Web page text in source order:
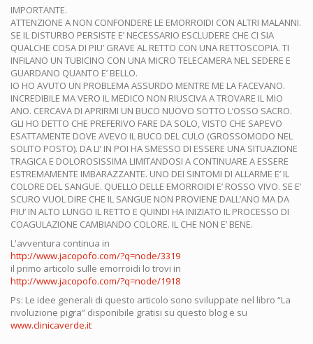
IMPORTANTE.
ATTENZIONE A NON CONFONDERE LE EMORROIDI CON ALTRI MALANNI.
SE IL DISTURBO PERSISTE E’ NECESSARIO ESCLUDERE CHE CI SIA
QUALCHE COSA DI PIU’ GRAVE AL RETTO CON UNA RETTOSCOPIA. TI
INFILANO UN TUBICINO CON UNA MICRO TELECAMERA NEL SEDERE E
GUARDANO QUANTO E’ BELLO.
IO HO AVUTO UN PROBLEMA ASSURDO MENTRE ME LA FACEVANO.
INCREDIBILE MA VERO IL MEDICO NON RIUSCIVA A TROVARE IL MIO
ANO. CERCAVA DI APRIRMI UN BUCO NUOVO SOTTO L’OSSO SACRO.
GLI HO DETTO CHE PREFERIVO FARE DA SOLO, VISTO CHE SAPEVO
ESATTAMENTE DOVE AVEVO IL BUCO DEL CULO (GROSSOMODO NEL
SOLITO POSTO). DA LI’ IN POI HA SMESSO DI ESSERE UNA SITUAZIONE
TRAGICA E DOLOROSISSIMA LIMITANDOSI A CONTINUARE A ESSERE
ESTREMAMENTE IMBARAZZANTE. UNO DEI SINTOMI DI ALLARME E’ IL
COLORE DEL SANGUE. QUELLO DELLE EMORROIDI E’ ROSSO VIVO. SE E’
SCURO VUOL DIRE CHE IL SANGUE NON PROVIENE DALL’ANO MA DA
PIU’ IN ALTO LUNGO IL RETTO E QUINDI HA INIZIATO IL PROCESSO DI
COAGULAZIONE CAMBIANDO COLORE. IL CHE NON E’ BENE.
L'avventura continua in
http://www.jacopofo.com/?q=node/3319
il primo articolo sulle emorroidi lo trovi in
http://www.jacopofo.com/?q=node/1918
Ps: Le idee generali di questo articolo sono sviluppate nel libro “La
rivoluzione pigra” disponibile gratisi su questo blog e su
www.clinicaverde.it